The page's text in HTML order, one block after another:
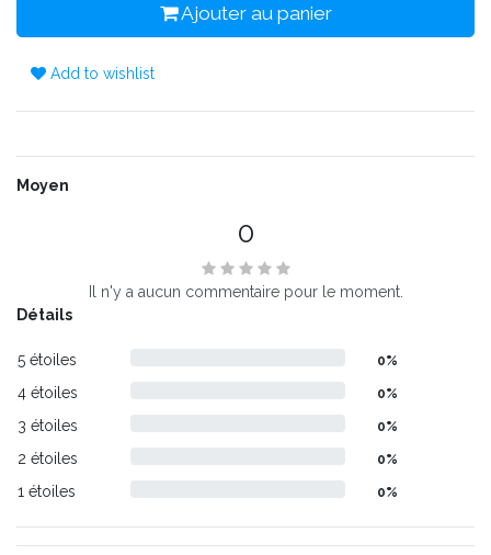
Ajouter au panier
Add to wishlist
Moyen
0
Il n'y a aucun commentaire pour le moment.
Détails
5 étoiles 0%
4 étoiles 0%
3 étoiles 0%
2 étoiles 0%
1 étoiles 0%